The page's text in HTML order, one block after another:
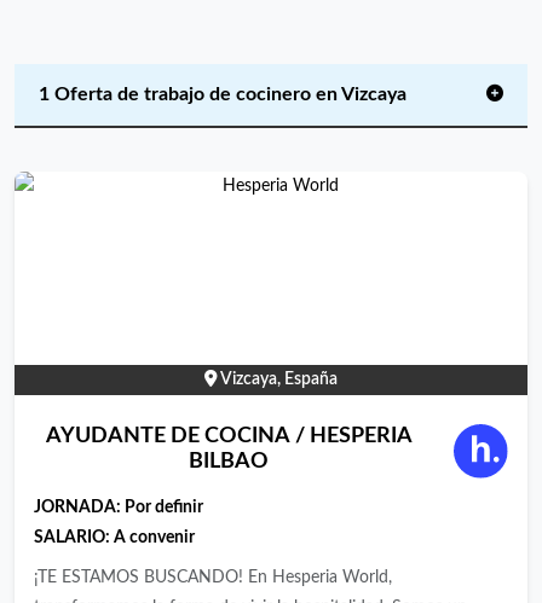
1 Oferta de trabajo de cocinero en Vizcaya
Vizcaya, España
AYUDANTE DE COCINA / HESPERIA
BILBAO
JORNADA: Por definir
SALARIO: A convenir
¡TE ESTAMOS BUSCANDO! En Hesperia World,